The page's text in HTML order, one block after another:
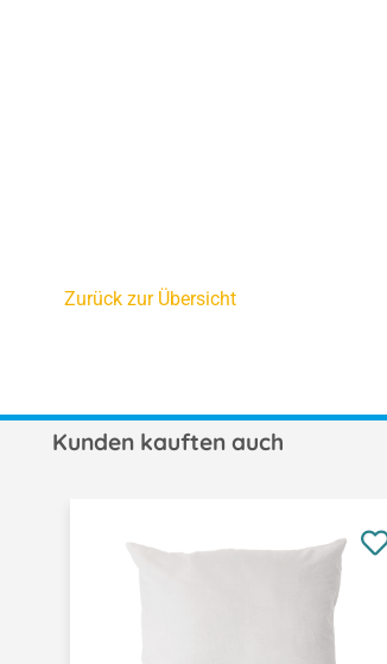
Zurück zur Übersicht
Kunden kauften auch